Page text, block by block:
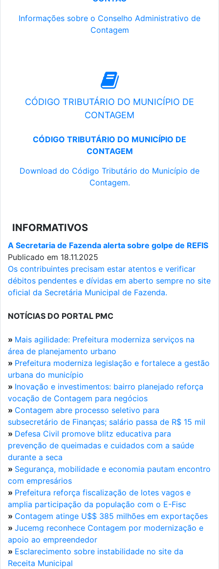
Informações sobre o Conselho Administrativo de
Contagem
CÓDIGO TRIBUTÁRIO DO MUNICÍPIO DE
CONTAGEM
CÓDIGO TRIBUTÁRIO DO MUNICÍPIO DE
CONTAGEM
Download do Código Tributário do Município de
Contagem.
INFORMATIVOS
A Secretaria de Fazenda alerta sobre golpe de REFIS
Publicado em 18.11.2025
Os contribuintes precisam estar atentos e verificar
débitos pendentes e dívidas em aberto sempre no site
oficial da Secretária Municipal de Fazenda.
NOTÍCIAS DO PORTAL PMC
» Mais agilidade: Prefeitura moderniza serviços na
área de planejamento urbano
» Prefeitura moderniza legislação e fortalece a gestão
urbana do município
» Inovação e investimentos: bairro planejado reforça
vocação de Contagem para negócios
» Contagem abre processo seletivo para
subsecretário de Finanças; salário passa de R$ 15 mil
» Defesa Civil promove blitz educativa para
prevenção de queimadas e cuidados com a saúde
durante a seca
» Segurança, mobilidade e economia pautam encontro
com empresários
» Prefeitura reforça fiscalização de lotes vagos e
amplia participação da população com o E-Fisc
» Contagem atinge U$$ 385 milhões em exportações
» Jucemg reconhece Contagem por modernização e
apoio ao empreendedor
» Esclarecimento sobre instabilidade no site da
Receita Municipal